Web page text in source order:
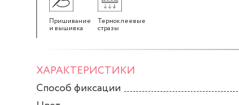
Пришивание
и вышивка
Термоклеевые
стразы
ХАРАКТЕРИСТИКИ
Способ фиксации